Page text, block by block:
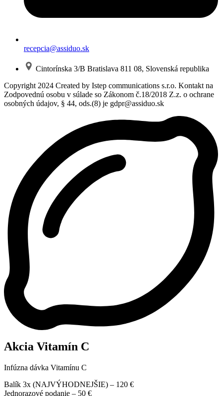
recepcia@assiduo.sk
Cintorínska 3/B Bratislava 811 08, Slovenská republika
Copyright 2024 Created by Istep communications s.r.o. Kontakt na
Zodpovednú osobu v súlade so Zákonom č.18/2018 Z.z. o ochrane
osobných údajov, § 44, ods.(8) je gdpr@assiduo.sk
Akcia Vitamín C
Infúzna dávka Vitamínu C
Balík 3x (NAJVÝHODNEJŠIE) – 120 €
Jednorazové podanie – 50 €